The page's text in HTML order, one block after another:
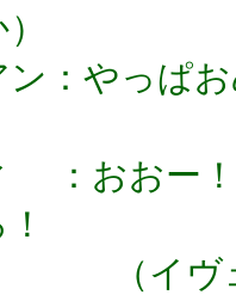
ン：やっぱ
：おおー
ェント